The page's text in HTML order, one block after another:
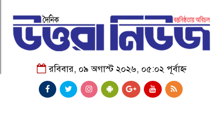
রবিবার, ০৯ অগাস্ট ২০২৬, ০৫:০২ পূর্বাহ্ন